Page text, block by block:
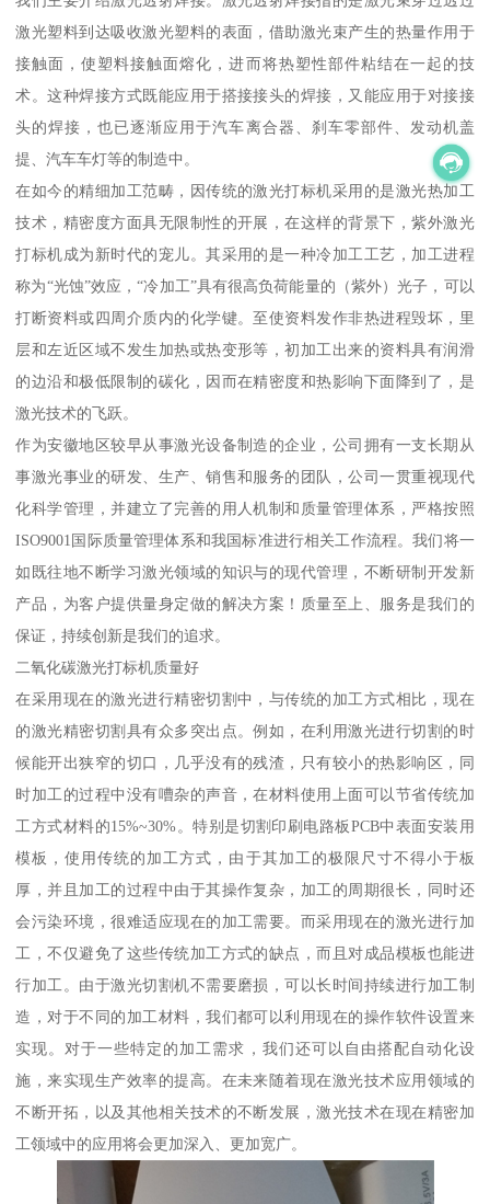
激光塑料到达吸收激光塑料的表面，借助激光束产生的热量作用于
接触面，使塑料接触面熔化，进而将热塑性部件粘结在一起的技
术。这种焊接方式既能应用于搭接接头的焊接，又能应用于对接接
头的焊接，也已逐渐应用于汽车离合器、刹车零部件、发动机盖
提、汽车车灯等的制造中。
在如今的精细加工范畴，因传统的激光打标机采用的是激光热加工
技术，精密度方面具无限制性的开展，在这样的背景下，紫外激光
打标机成为新时代的宠儿。其采用的是一种冷加工工艺，加工进程
称为“光蚀”效应，“冷加工”具有很高负荷能量的（紫外）光子，可以
打断资料或四周介质内的化学键。至使资料发作非热进程毁坏，里
层和左近区域不发生加热或热变形等，初加工出来的资料具有润滑
的边沿和极低限制的碳化，因而在精密度和热影响下面降到了，是
激光技术的飞跃。
作为安徽地区较早从事激光设备制造的企业，公司拥有一支长期从
事激光事业的研发、生产、销售和服务的团队，公司一贯重视现代
化科学管理，并建立了完善的用人机制和质量管理体系，严格按照
ISO9001国际质量管理体系和我国标准进行相关工作流程。我们将一
如既往地不断学习激光领域的知识与的现代管理，不断研制开发新
产品，为客户提供量身定做的解决方案！质量至上、服务是我们的
保证，持续创新是我们的追求。
二氧化碳激光打标机质量好
在采用现在的激光进行精密切割中，与传统的加工方式相比，现在
的激光精密切割具有众多突出点。例如，在利用激光进行切割的时
候能开出狭窄的切口，几乎没有的残渣，只有较小的热影响区，同
时加工的过程中没有嘈杂的声音，在材料使用上面可以节省传统加
工方式材料的15%~30%。特别是切割印刷电路板PCB中表面安装用
模板，使用传统的加工方式，由于其加工的极限尺寸不得小于板
厚，并且加工的过程中由于其操作复杂，加工的周期很长，同时还
会污染环境，很难适应现在的加工需要。而采用现在的激光进行加
工，不仅避免了这些传统加工方式的缺点，而且对成品模板也能进
行加工。由于激光切割机不需要磨损，可以长时间持续进行加工制
造，对于不同的加工材料，我们都可以利用现在的操作软件设置来
实现。对于一些特定的加工需求，我们还可以自由搭配自动化设
施，来实现生产效率的提高。在未来随着现在激光技术应用领域的
不断开拓，以及其他相关技术的不断发展，激光技术在现在精密加
工领域中的应用将会更加深入、更加宽广。